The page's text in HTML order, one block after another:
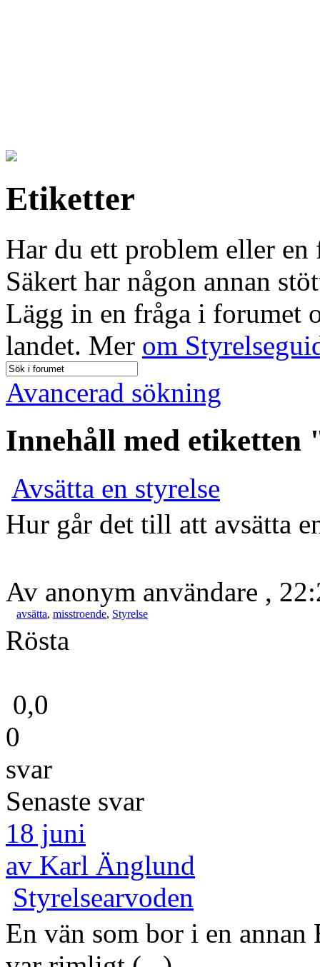
Etiketter
Har du ett problem eller
Säkert har någon annan
Lägg in en fråga i forumet
landet. Mer om
Avancerad sökning
Innehåll med etiketten
Avsätta en styrelse
Hur går det till att avsätta
Av anonym användare ,
avsätta, misstroende, Styrelse
Rösta
0,0
0
svar
Senaste svar
18 juni
av Karl Änglund
Styrelsearvoden
En vän som bor i en